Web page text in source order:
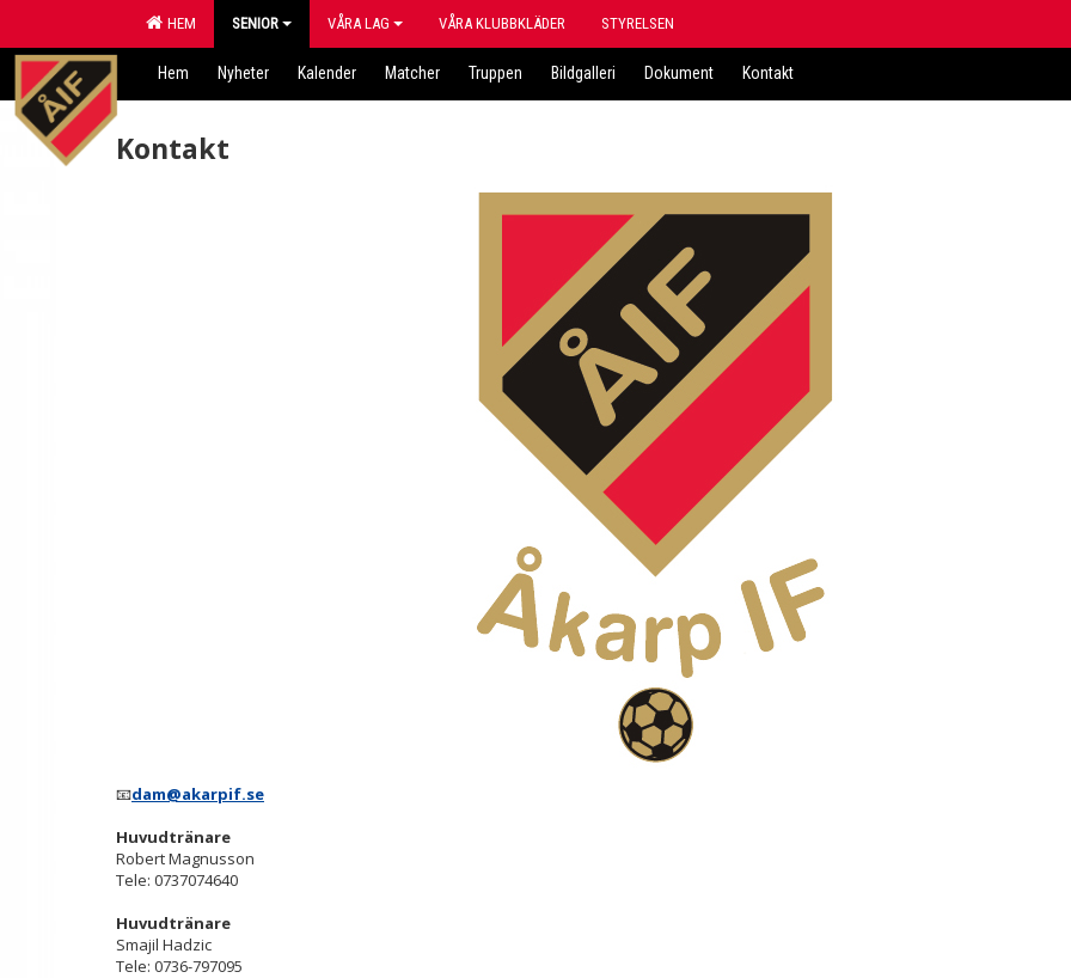
HEM SENIOR VÅRA LAG VÅRA KLUBBKLÄDER STYRELSEN
Hem Nyheter Kalender Matcher Truppen Bildgalleri Dokument Kontakt
Kontakt
📧dam@akarpif.se
Huvudtränare
Robert Magnusson
Tele: 0737074640
Huvudtränare
Smajil Hadzic
Tele: 0736-797095